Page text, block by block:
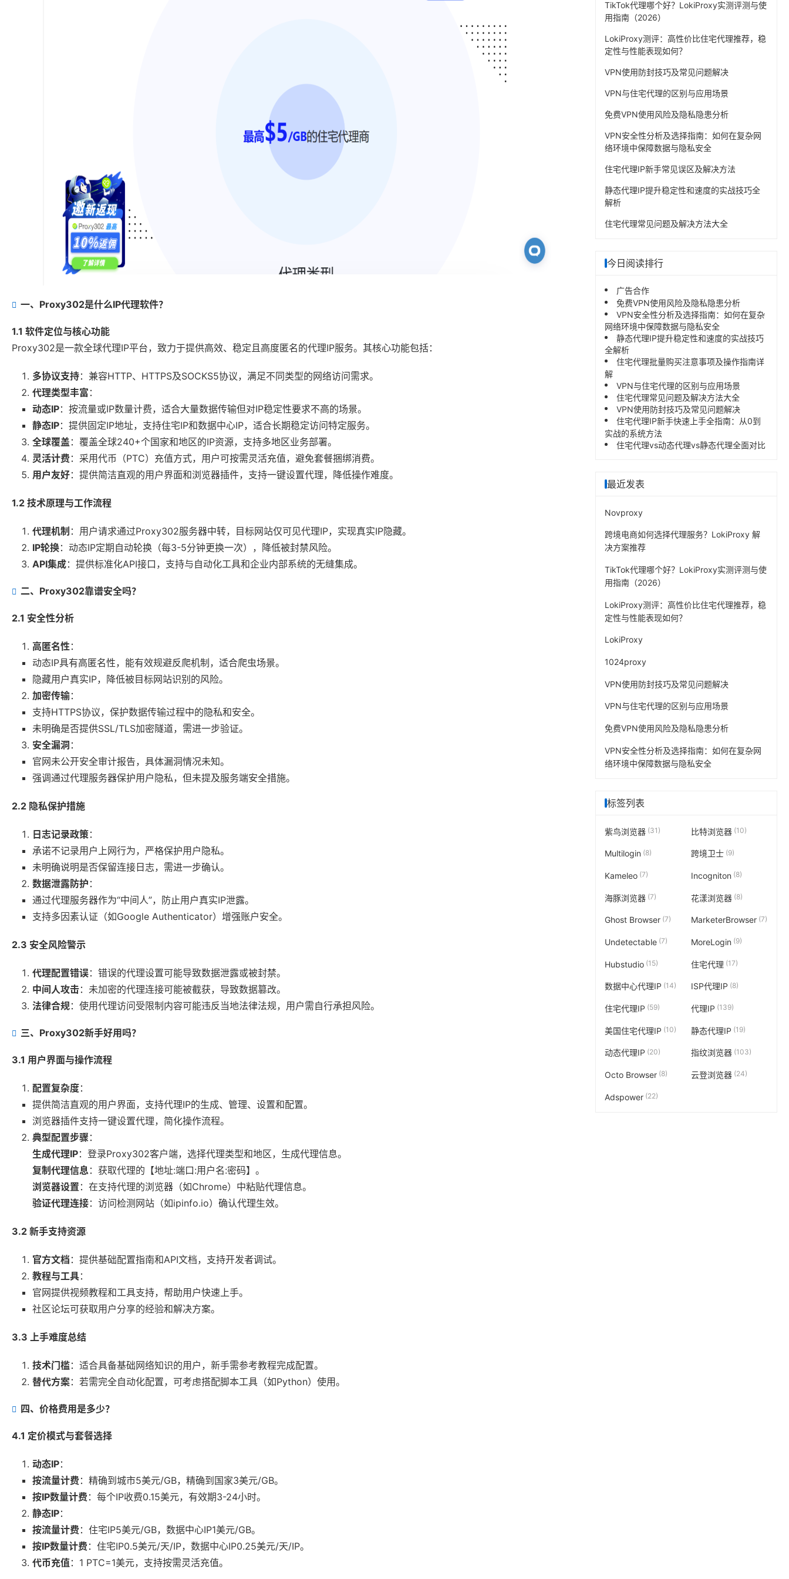
一、Proxy302是什么IP代理软件？
1.1 软件定位与核心功能
Proxy302是一款全球代理IP平台，致力于提供高效、稳定且高度匿名的代理IP服务。其核心功能包括：
多协议支持：兼容HTTP、HTTPS及SOCKS5协议，满足不同类型的网络访问需求。
代理类型丰富 ：
动态IP：按流量或IP数量计费，适合大量数据传输但对IP稳定性要求不高的场景。
静态IP：提供固定IP地址，支持住宅IP和数据中心IP，适合长期稳定访问特定服务。
全球覆盖 ：覆盖全球240+个国家和地区的IP资源，支持多地区业务部署。
灵活计费 ：采用代币（PTC）充值方式，用户可按需灵活充值，避免套餐捆绑消费。
用户友好：提供简洁直观的用户界面和浏览器插件，支持一键设置代理，降低操作难度。
1.2 技术原理与工作流程
代理机制 ：用户请求通过Proxy302服务器中转，目标网站仅可见代理IP，实现真实IP隐藏。
IP轮换：动态IP定期自动轮换（每3-5分钟更换一次），降低被封禁风险。
API集成：提供标准化API接口，支持与自动化工具和企业内部系统的无缝集成。
二、Proxy302靠谱安全吗？
2.1 安全性分析
高匿名性：
动态IP具有高匿名性，能有效规避反爬机制，适合爬虫场景。
隐藏用户真实IP，降低被目标网站识别的风险。
加密传输：
支持HTTPS协议，保护数据传输过程中的隐私和安全。
未明确是否提供SSL/TLS加密隧道，需进一步验证。
安全漏洞 ：
官网未公开安全审计报告，具体漏洞情况未知。
强调通过代理服务器保护用户隐私，但未提及服务端安全措施。
2.2 隐私保护措施
日志记录政策：
承诺不记录用户上网行为，严格保护用户隐私。
未明确说明是否保留连接日志，需进一步确认。
数据泄露防护 ：
通过代理服务器作为“中间人”，防止用户真实IP泄露。
支持多因素认证（如Google Authenticator）增强账户安全。
2.3 安全风险警示
代理配置错误：错误的代理设置可能导致数据泄露或被封禁。
中间人攻击：未加密的代理连接可能被截获，导致数据篡改。
法律合规：使用代理访问受限制内容可能违反当地法律法规，用户需自行承担风险。
三、Proxy302新手好用吗？
3.1 用户界面与操作流程
配置复杂度：
提供简洁直观的用户界面，支持代理IP的生成、管理、设置和配置。
浏览器插件支持一键设置代理，简化操作流程。
典型配置步骤 ：
生成代理IP：登录Proxy302客户端，选择代理类型和地区，生成代理信息。
复制代理信息：获取代理的【地址:端口:用户名:密码】。
浏览器设置 ：在支持代理的浏览器（如Chrome）中粘贴代理信息。
验证代理连接：访问检测网站（如ipinfo.io）确认代理生效。
3.2 新手支持资源
官方文档 ：提供基础配置指南和API文档，支持开发者调试。
教程与工具：
官网提供视频教程和工具支持，帮助用户快速上手。
社区论坛可获取用户分享的经验和解决方案。
3.3 上手难度总结
技术门槛：适合具备基础网络知识的用户，新手需参考教程完成配置。
替代方案：若需完全自动化配置，可考虑搭配脚本工具（如Python）使用。
四、价格费用是多少？
4.1 定价模式与套餐选择
动态IP：
按流量计费 ：精确到城市5美元/GB，精确到国家3美元/GB。
按IP数量计费 ：每个IP收费0.15美元，有效期3-24小时。
静态IP：
按流量计费 ：住宅IP5美元/GB，数据中心IP1美元/GB。
按IP数量计费 ：住宅IP0.5美元/天/IP，数据中心IP0.25美元/天/IP。
代币充值：1 PTC=1美元，支持按需灵活充值。
TikTok代理哪个好？LokiProxy实测评测与使
用指南（2026）
LokiProxy测评：高性价比住宅代理推荐，稳
定性与性能表现如何？
VPN使用防封技巧及常见问题解决
VPN与住宅代理的区别与应用场景
免费VPN使用风险及隐私隐患分析
VPN安全性分析及选择指南：如何在复杂网
络环境中保障数据与隐私安全
住宅代理IP新手常见误区及解决方法
静态代理IP提升稳定性和速度的实战技巧全
解析
住宅代理常见问题及解决方法大全
今日阅读排行
广告合作
免费VPN使用风险及隐私隐患分析
VPN安全性分析及选择指南：如何在复杂
网络环境中保障数据与隐私安全
静态代理IP提升稳定性和速度的实战技巧
全解析
住宅代理批量购买注意事项及操作指南详
解
VPN与住宅代理的区别与应用场景
住宅代理常见问题及解决方法大全
VPN使用防封技巧及常见问题解决
住宅代理IP新手快速上手全指南：从0到
实战的系统方法
住宅代理vs动态代理vs静态代理全面对比
最近发表
Novproxy
跨境电商如何选择代理服务？LokiProxy 解
决方案推荐
TikTok代理哪个好？LokiProxy实测评测与使
用指南（2026）
LokiProxy测评：高性价比住宅代理推荐，稳
定性与性能表现如何？
LokiProxy
1024proxy
VPN使用防封技巧及常见问题解决
VPN与住宅代理的区别与应用场景
免费VPN使用风险及隐私隐患分析
VPN安全性分析及选择指南：如何在复杂网
络环境中保障数据与隐私安全
标签列表
紫鸟浏览器 (31) 比特浏览器(10)
Multilogin (8) 跨境卫士(9)
Kameleo (7) Incogniton (8)
海豚浏览器 (7) 花漾浏览器(8)
Ghost Browser (7) MarketerBrowser(7)
Undetectable (7) MoreLogin (9)
Hubstudio (15) 住宅代理 (17)
数据中心代理IP (14) ISP代理IP (8)
住宅代理IP (59) 代理IP (139)
美国住宅代理IP (10) 静态代理IP (19)
动态代理IP (20) 指纹浏览器(103)
Octo Browser (8) 云登浏览器(24)
Adspower (22)